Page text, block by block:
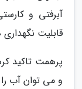
آبرفتی و
قابلیت
و می توان آب